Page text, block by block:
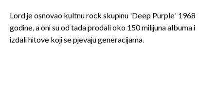
Lord je osnovao kultnu rock skupinu 'Deep Purple' 1968
godine, a oni su od tada prodali oko 150 milijuna albuma i
izdali hitove koji se pjevaju generacijama.